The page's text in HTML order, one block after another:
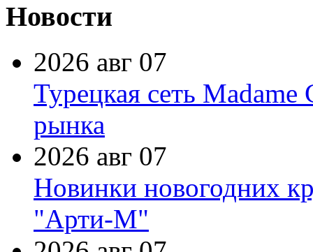
Новости
2026 авг 07
Турецкая сеть Madame
рынка
2026 авг 07
Новинки новогодних
"Арти-М"